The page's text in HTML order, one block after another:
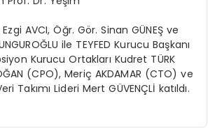
Ezgi AVCI, Öğr. Gör. Sinan GÜNEŞ ve
ile TEYFED Kurucu Başkanı
Kurucu Ortakları Kudret TÜRK
(CPO), Meriç AKDAMAR (CTO) ve
Takımı Lideri Mert GÜVENÇLİ katıldı.